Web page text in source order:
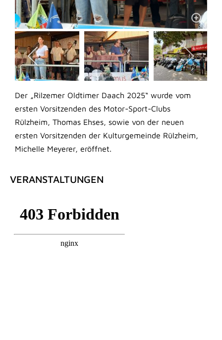
Der „Rilzemer Oldtimer Daach 2025“ wurde vom
ersten Vorsitzenden des Motor-Sport-Clubs
Rülzheim, Thomas Ehses, sowie von der neuen
ersten Vorsitzenden der Kulturgemeinde Rülzheim,
Michelle Meyerer, eröffnet.
VERANSTALTUNGEN